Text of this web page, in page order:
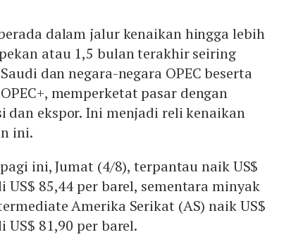
dalam jalur kenaikan hingga lebih
atau 1,5 bulan terakhir seiring
dan negara-negara OPEC beserta
memperketat pasar dengan
dan ekspor. Ini menjadi reli kenaikan
ini.
ini, Jumat (4/8), terpantau naik US$
US$ 85,44 per barel, sementara minyak
Amerika Serikat (AS) naik US$
US$ 81,90 per barel.